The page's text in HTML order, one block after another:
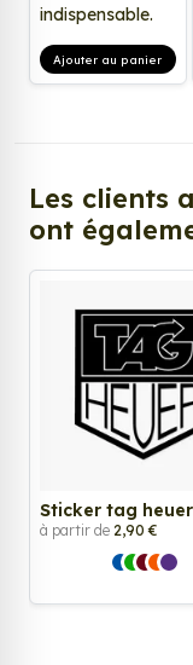
indispensable.
Ajouter au panier
Les clients
ont
Sticker tag heuer
à partir de 2,90 €